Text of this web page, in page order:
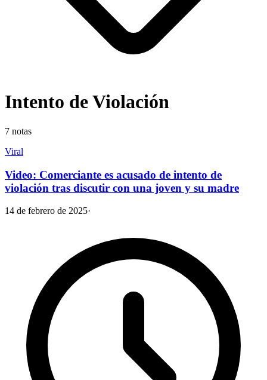
Intento de Violación
7 notas
Viral
Video: Comerciante es acusado de intento de
violación tras discutir con una joven y su madre
14 de febrero de 2025·